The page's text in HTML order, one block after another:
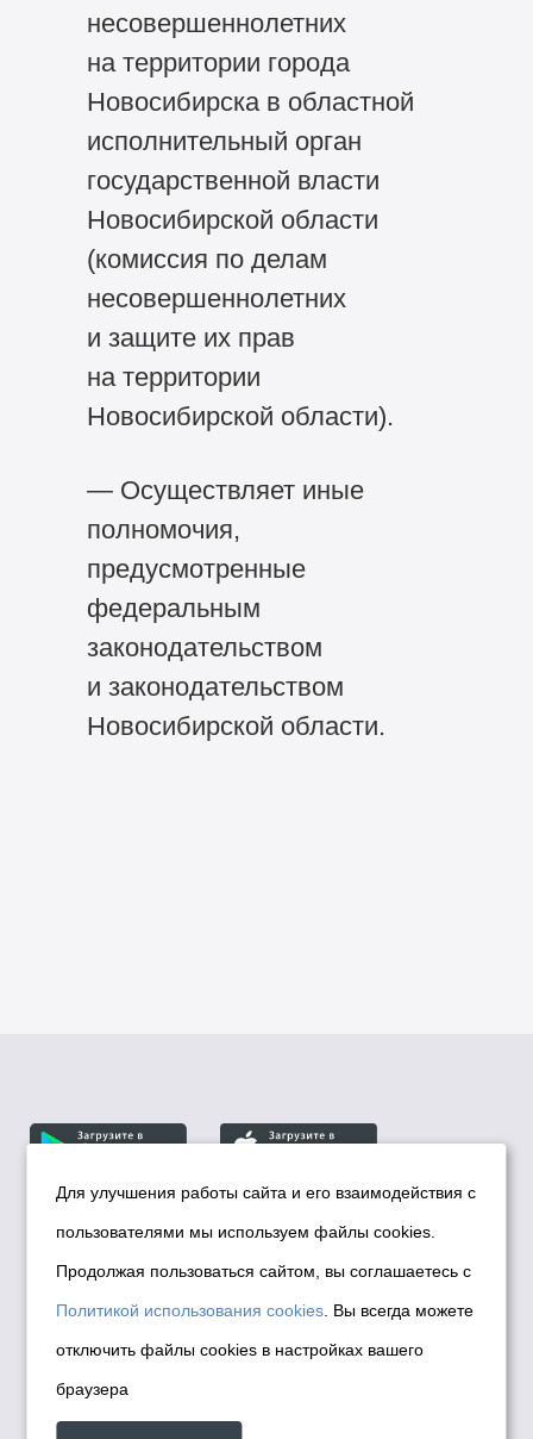
несовершеннолетних
на территории города
Новосибирска в областной
исполнительный орган
государственной власти
Новосибирской области
(комиссия по делам
несовершеннолетних
и защите их прав
на территории
Новосибирской области).
— Осуществляет иные
полномочия,
предусмотренные
федеральным
законодательством
и законодательством
Новосибирской области.
© Департамент информационной политики мэрии
города Новосибирска, 2026
Политика использования Cookies
Политика по обработке персональных
данных в информационных системах
мэрии города Новосибирска
Для улучшения работы сайта и его взаимодействия с
пользователями мы используем файлы cookies.
Продолжая пользоваться сайтом, вы соглашаетесь с
Политикой использования cookies . Вы всегда можете
отключить файлы cookies в настройках вашего
браузера